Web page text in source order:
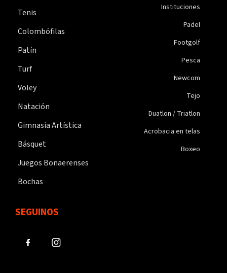
Tenis
Colombófilas
Patín
Turf
Voley
Natación
Gimnasia Artística
Básquet
Juegos Bonaerenses
Bochas
Instituciones
Padel
Footgolf
Pesca
Newcom
Tejo
Duatlon / Triatlon
Acrobacia en telas
Boxeo
SEGUINOS